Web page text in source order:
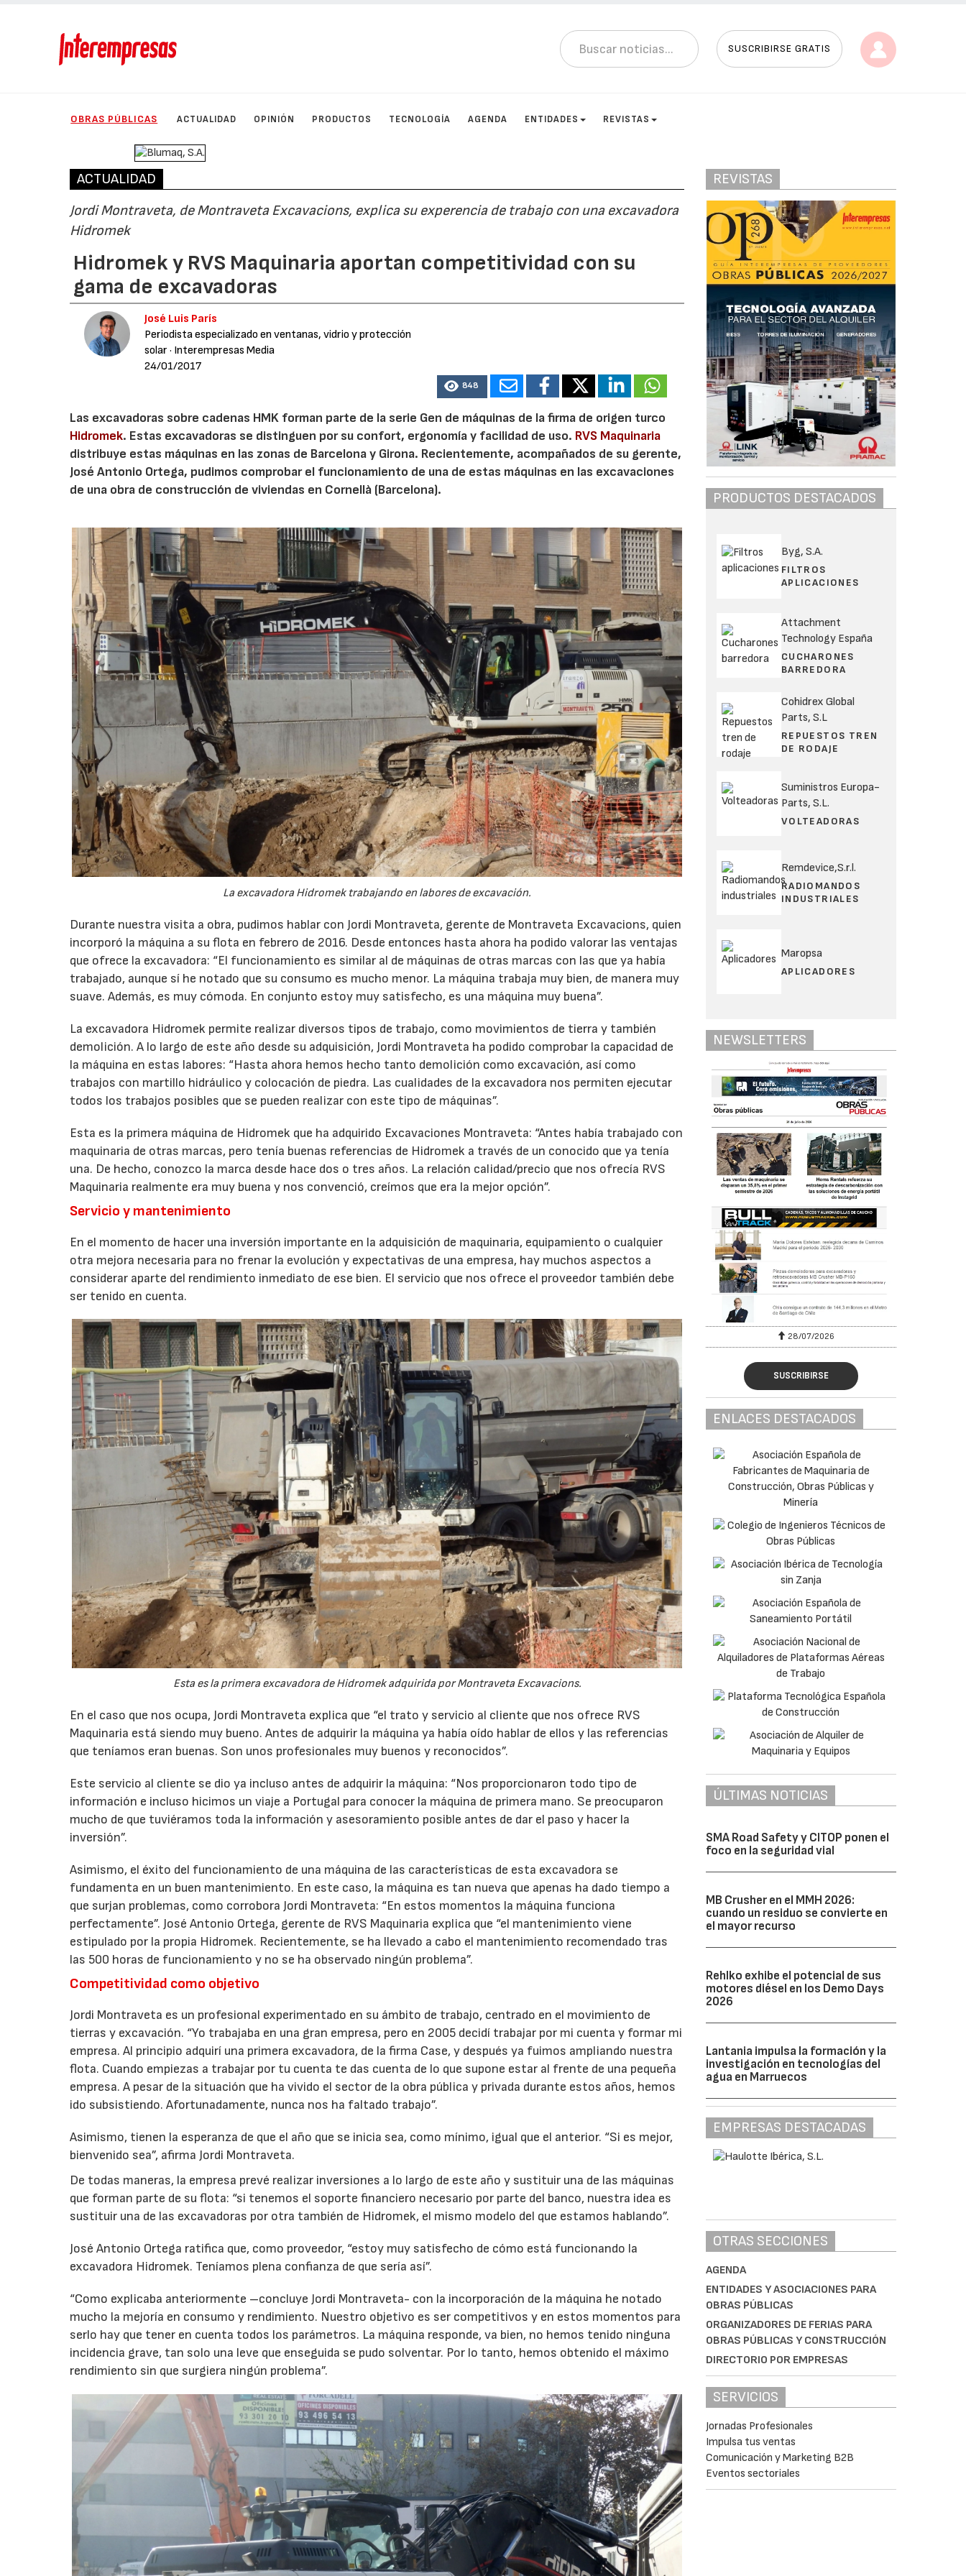
SUSCRIBIRSE GRATIS
OBRAS PÚBLICAS ACTUALIDAD OPINIÓN PRODUCTOS TECNOLOGÍA AGENDA ENTIDADES REVISTAS
ACTUALIDAD
Jordi Montraveta, de Montraveta Excavacions, explica su experencia de trabajo con una excavadora
Hidromek
Hidromek y RVS Maquinaria aportan competitividad con su
gama de excavadoras
José Luis París
Periodista especializado en ventanas, vidrio y protección
solar · Interempresas Media
24/01/2017
848
Las excavadoras sobre cadenas HMK forman parte de la serie Gen de máquinas de la firma de origen turco
Hidromek. Estas excavadoras se distinguen por su confort, ergonomía y facilidad de uso. RVS Maquinaria
distribuye estas máquinas en las zonas de Barcelona y Girona. Recientemente, acompañados de su gerente,
José Antonio Ortega, pudimos comprobar el funcionamiento de una de estas máquinas en las excavaciones
de una obra de construcción de viviendas en Cornellà (Barcelona).
La excavadora Hidromek trabajando en labores de excavación.
Durante nuestra visita a obra, pudimos hablar con Jordi Montraveta, gerente de Montraveta Excavacions, quien
incorporó la máquina a su flota en febrero de 2016. Desde entonces hasta ahora ha podido valorar las ventajas
que ofrece la excavadora: “El funcionamiento es similar al de máquinas de otras marcas con las que ya había
trabajado, aunque sí he notado que su consumo es mucho menor. La máquina trabaja muy bien, de manera muy
suave. Además, es muy cómoda. En conjunto estoy muy satisfecho, es una máquina muy buena”.
La excavadora Hidromek permite realizar diversos tipos de trabajo, como movimientos de tierra y también
demolición. A lo largo de este año desde su adquisición, Jordi Montraveta ha podido comprobar la capacidad de
la máquina en estas labores: “Hasta ahora hemos hecho tanto demolición como excavación, así como
trabajos con martillo hidráulico y colocación de piedra. Las cualidades de la excavadora nos permiten ejecutar
todos los trabajos posibles que se pueden realizar con este tipo de máquinas”.
Esta es la primera máquina de Hidromek que ha adquirido Excavaciones Montraveta: “Antes había trabajado con
maquinaria de otras marcas, pero tenía buenas referencias de Hidromek a través de un conocido que ya tenía
una. De hecho, conozco la marca desde hace dos o tres años. La relación calidad/precio que nos ofrecía RVS
Maquinaria realmente era muy buena y nos convenció, creímos que era la mejor opción”.
Servicio y mantenimiento
En el momento de hacer una inversión importante en la adquisición de maquinaria, equipamiento o cualquier
otra mejora necesaria para no frenar la evolución y expectativas de una empresa, hay muchos aspectos a
considerar aparte del rendimiento inmediato de ese bien. El servicio que nos ofrece el proveedor también debe
ser tenido en cuenta.
Esta es la primera excavadora de Hidromek adquirida por Montraveta Excavacions.
En el caso que nos ocupa, Jordi Montraveta explica que “el trato y servicio al cliente que nos ofrece RVS
Maquinaria está siendo muy bueno. Antes de adquirir la máquina ya había oído hablar de ellos y las referencias
que teníamos eran buenas. Son unos profesionales muy buenos y reconocidos”.
Este servicio al cliente se dio ya incluso antes de adquirir la máquina: “Nos proporcionaron todo tipo de
información e incluso hicimos un viaje a Portugal para conocer la máquina de primera mano. Se preocuparon
mucho de que tuviéramos toda la información y asesoramiento posible antes de dar el paso y hacer la
inversión”.
Asimismo, el éxito del funcionamiento de una máquina de las características de esta excavadora se
fundamenta en un buen mantenimiento. En este caso, la máquina es tan nueva que apenas ha dado tiempo a
que surjan problemas, como corrobora Jordi Montraveta: “En estos momentos la máquina funciona
perfectamente”. José Antonio Ortega, gerente de RVS Maquinaria explica que “el mantenimiento viene
estipulado por la propia Hidromek. Recientemente, se ha llevado a cabo el mantenimiento recomendado tras
las 500 horas de funcionamiento y no se ha observado ningún problema”.
Competitividad como objetivo
Jordi Montraveta es un profesional experimentado en su ámbito de trabajo, centrado en el movimiento de
tierras y excavación. “Yo trabajaba en una gran empresa, pero en 2005 decidí trabajar por mi cuenta y formar mi
empresa. Al principio adquirí una primera excavadora, de la firma Case, y después ya fuimos ampliando nuestra
flota. Cuando empiezas a trabajar por tu cuenta te das cuenta de lo que supone estar al frente de una pequeña
empresa. A pesar de la situación que ha vivido el sector de la obra pública y privada durante estos años, hemos
ido subsistiendo. Afortunadamente, nunca nos ha faltado trabajo”.
Asimismo, tienen la esperanza de que el año que se inicia sea, como mínimo, igual que el anterior. “Si es mejor,
bienvenido sea”, afirma Jordi Montraveta.
De todas maneras, la empresa prevé realizar inversiones a lo largo de este año y sustituir una de las máquinas
que forman parte de su flota: “si tenemos el soporte financiero necesario por parte del banco, nuestra idea es
sustituir una de las excavadoras por otra también de Hidromek, el mismo modelo del que estamos hablando”.
José Antonio Ortega ratifica que, como proveedor, “estoy muy satisfecho de cómo está funcionando la
excavadora Hidromek. Teníamos plena confianza de que sería así”.
“Como explicaba anteriormente –concluye Jordi Montraveta- con la incorporación de la máquina he notado
mucho la mejoría en consumo y rendimiento. Nuestro objetivo es ser competitivos y en estos momentos para
serlo hay que tener en cuenta todos los parámetros. La máquina responde, va bien, no hemos tenido ninguna
incidencia grave, tan solo una leve que enseguida se pudo solventar. Por lo tanto, hemos obtenido el máximo
rendimiento sin que surgiera ningún problema”.
REVISTAS
PRODUCTOS DESTACADOS
Byg, S.A.
FILTROS
APLICACIONES
Attachment
Technology España
CUCHARONES
BARREDORA
Cohidrex Global
Parts, S.L
REPUESTOS TREN
DE RODAJE
Suministros Europa-
Parts, S.L.
VOLTEADORAS
Remdevice,S.r.l.
RADIOMANDOS
INDUSTRIALES
Maropsa
APLICADORES
NEWSLETTERS
28/07/2026 30/07/2026 28/07/2026
SUSCRIBIRSE
ENLACES DESTACADOS
ÚLTIMAS NOTICIAS
SMA Road Safety y CITOP ponen el
foco en la seguridad vial
MB Crusher en el MMH 2026:
cuando un residuo se convierte en
el mayor recurso
Rehlko exhibe el potencial de sus
motores diésel en los Demo Days
2026
Lantania impulsa la formación y la
investigación en tecnologías del
agua en Marruecos
EMPRESAS DESTACADAS
OTRAS SECCIONES
AGENDA
ENTIDADES Y ASOCIACIONES PARA
OBRAS PÚBLICAS
ORGANIZADORES DE FERIAS PARA
OBRAS PÚBLICAS Y CONSTRUCCIÓN
DIRECTORIO POR EMPRESAS
SERVICIOS
Jornadas Profesionales
Impulsa tus ventas
Comunicación y Marketing B2B
Eventos sectoriales